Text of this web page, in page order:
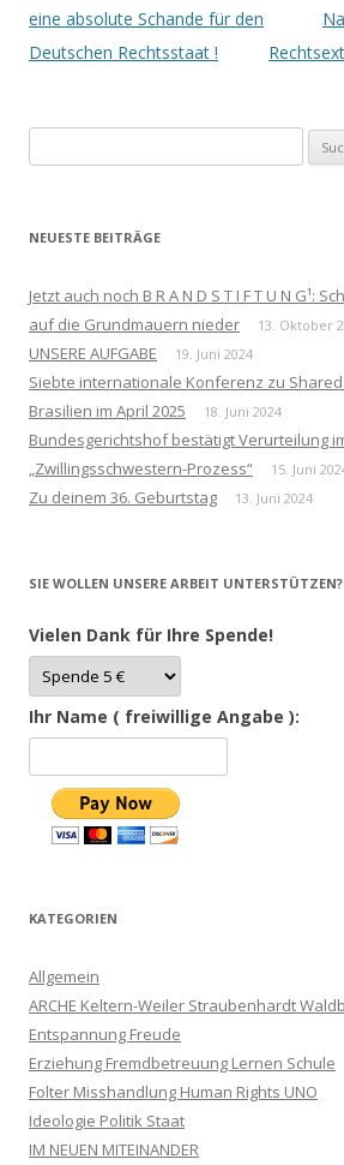
Navigation
eine absolute Schande für den
Deutschen Rechtsstaat !
nach:
NEUESTE BEITRÄGE
Jetzt auch noch B R A N D S T I F T U N G¹:
auf die Grundmauern nieder
13. Oktober
UNSERE AUFGABE 19. Juni 2024
Siebte internationale Konferenz zu Shared
Brasilien im April 2025
18. Juni 2024
Bundesgerichtshof bestätigt Verurteilung
„Zwillingsschwestern-Prozess“
15. Juni
Zu deinem 36. Geburtstag 13. Juni 2024
SIE WOLLEN UNSERE ARBEIT UNTERSTÜTZEN?
Vielen Dank für Ihre Spende!
Ihr Name ( freiwillige Angabe ):
KATEGORIEN
Allgemein
ARCHE Keltern-Weiler Straubenhardt
Entspannung Freude
Erziehung Fremdbetreuung Lernen Schule
Folter Misshandlung Human Rights UNO
Ideologie Politik Staat
IM NEUEN MITEINANDER